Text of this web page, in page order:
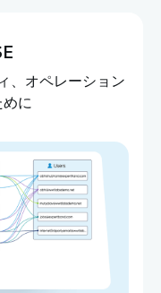
現するために